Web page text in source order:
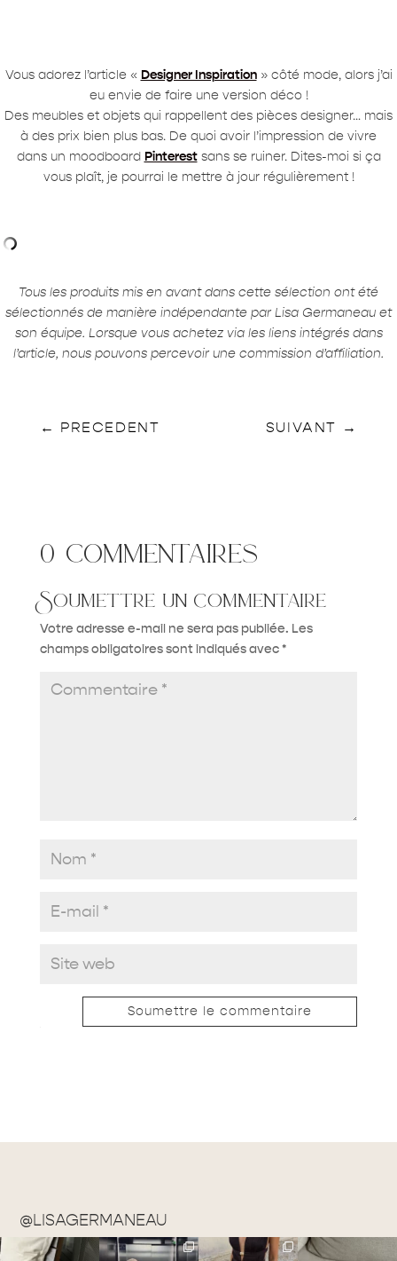
Vous adorez l’article « Designer Inspiration» côté mode, alors j’ai
eu envie de faire une version déco !
Des meubles et objets qui rappellent des pièces designer… mais
à des prix bien plus bas. De quoi avoir l’impression de vivre
dans un moodboard Pinterestsans se ruiner. Dites-moi si ça
vous plaît, je pourrai le mettre à jour régulièrement !
Tous les produits mis en avant dans cette sélection ont été
sélectionnés de manière indépendante par Lisa Germaneau et
son équipe. Lorsque vous achetez via les liens intégrés dans
l’article, nous pouvons percevoir une commission d’affiliation.
← PRECEDENT SUIVANT →
0 commentaires
Soumettre un commentaire
Votre adresse e-mail ne sera pas publiée. Les
champs obligatoires sont indiqués avec*
Soumettre le commentaire
@LISAGERMANEAU